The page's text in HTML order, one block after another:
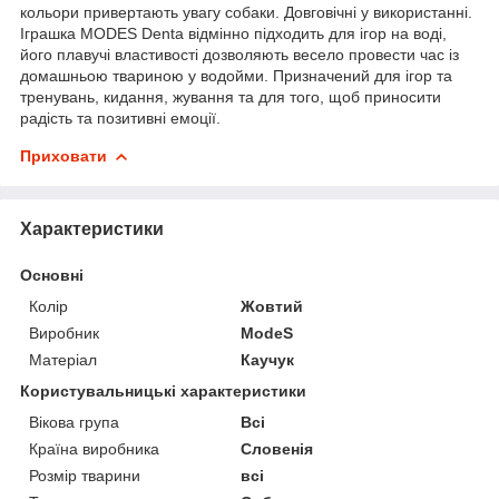
кольори привертають увагу собаки. Довговічні у використанні.
Іграшка MODES Denta відмінно підходить для ігор на воді,
його плавучі властивості дозволяють весело провести час із
домашньою твариною у водойми. Призначений для ігор та
тренувань, кидання, жування та для того, щоб приносити
радість та позитивні емоції.
Приховати
Характеристики
Основні
Колір
Жовтий
Виробник
ModeS
Матеріал
Каучук
Користувальницькі характеристики
Вікова група
Всі
Країна виробника
Словенія
Розмір тварини
всі